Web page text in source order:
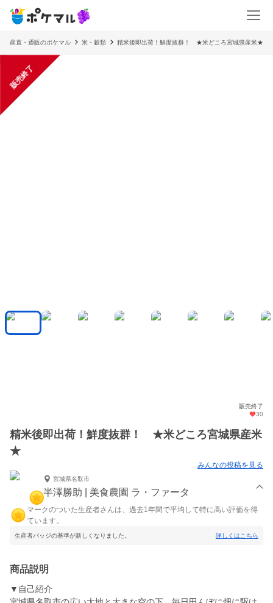
産直・通販のポケマル 米・穀類 精米後即出荷！鮮度抜群！ ★米どころ宮城県産米★
販売終了
販売終了
30
精米後即出荷！鮮度抜群！ ★米どころ宮城県産米
★
みんなの投稿を見る
宮城県名取市
半澤勝助 | 美食農園 ラ・ファータ
マークのついた生産者さんは、過去1年間で平均して特に高い評価を得
ています。
生産者バッジの基準が新しくなりました。 詳しくはこちら
商品説明
▼自己紹介